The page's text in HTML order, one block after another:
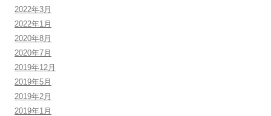
2022年3月
2022年1月
2020年8月
2020年7月
2019年12月
2019年5月
2019年2月
2019年1月